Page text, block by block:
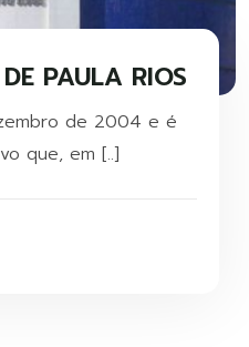
PAULA RIOS
de 2004 e é
que, em [..]